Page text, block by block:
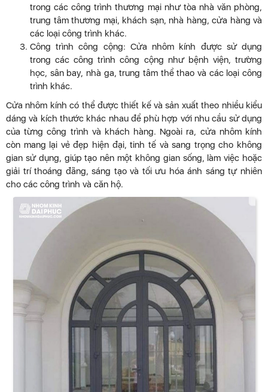
trong các công trình thương mại như tòa nhà văn phòng,
trung tâm thương mại, khách sạn, nhà hàng, cửa hàng và
các loại công trình khác.
Công trình công cộng: Cửa nhôm kính được sử dụng
trong các công trình công cộng như bệnh viện, trường
học, sân bay, nhà ga, trung tâm thể thao và các loại công
trình khác.
Cửa nhôm kính có thể được thiết kế và sản xuất theo nhiều kiểu
dáng và kích thước khác nhau để phù hợp với nhu cầu sử dụng
của từng công trình và khách hàng. Ngoài ra, cửa nhôm kính
còn mang lại vẻ đẹp hiện đại, tinh tế và sang trọng cho không
gian sử dụng, giúp tạo nên một không gian sống, làm việc hoặc
giải trí thoáng đãng, sáng tạo và tối ưu hóa ánh sáng tự nhiên
cho các công trình và căn hộ.